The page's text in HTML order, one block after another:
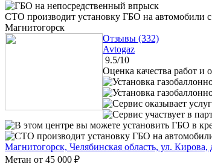
ГБО на непосредственный впрыск
СТО производит установку ГБО на автомобили
Магнитогорск
Отзывы (332)
Avtogaz
9.5/10
Оценка качества работ и
Установка
Установка
Сервис оказывает
Сервис участвует в
В этом центре вы можете установить ГБО в
СТО производит установку ГБО на
Магнитогорск, Челябинская область, ул.
Метан от 45 000 ₽